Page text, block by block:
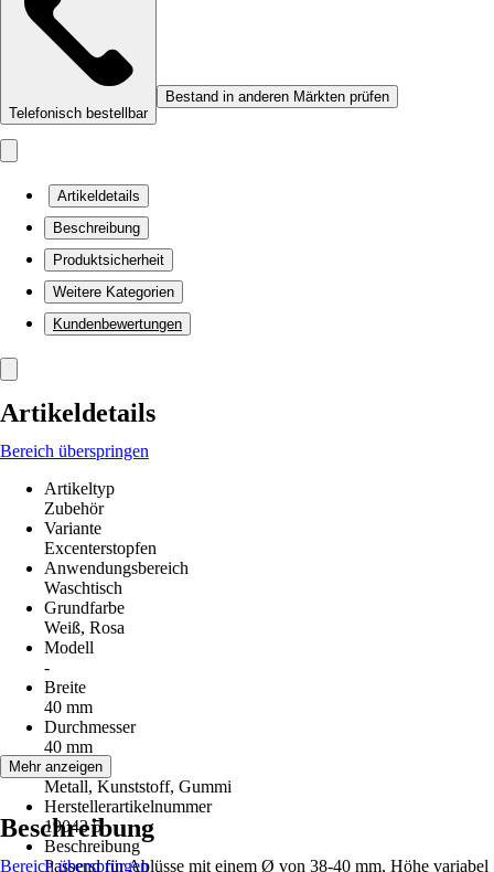
Telefonisch bestellbar
Bestand in anderen Märkten prüfen
Artikeldetails
Beschreibung
Produktsicherheit
Weitere Kategorien
Kundenbewertungen
Artikeldetails
Bereich überspringen
Artikeltyp
Zubehör
Variante
Excenterstopfen
Anwendungsbereich
Waschtisch
Grundfarbe
Weiß, Rosa
Modell
-
Breite
40 mm
Durchmesser
40 mm
Material
Metall, Kunststoff, Gummi
Herstellerartikelnummer
19043 5
Beschreibung
Passend für Ablüsse mit einem Ø von 38-40 mm, Höhe variabel
Mehr anzeigen
Beschreibung
Bereich überspringen